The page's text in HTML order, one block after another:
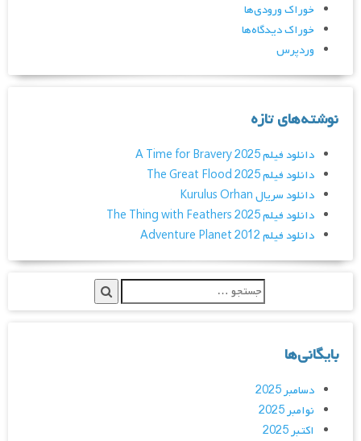
خوراک ورودی‌ها
خوراک دیدگاه‌ها
وردپرس
نوشته‌های تازه
دانلود فیلم A Time for Bravery 2025
دانلود فیلم The Great Flood 2025
دانلود سریال Kurulus Orhan
دانلود فیلم The Thing with Feathers 2025
دانلود فیلم Adventure Planet 2012
بایگانی‌ها
دسامبر 2025
نوامبر 2025
اکتبر 2025